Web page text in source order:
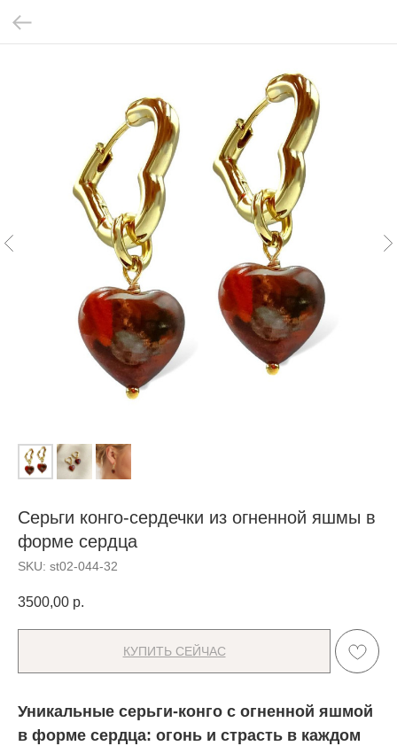
Серьги конго-сердечки из огненной яшмы в
форме сердца
SKU: st02-044-32
3500,00 р.
КУПИТЬ СЕЙЧАС
Уникальные серьги-конго с огненной яшмой
в форме сердца: огонь и страсть в каждом